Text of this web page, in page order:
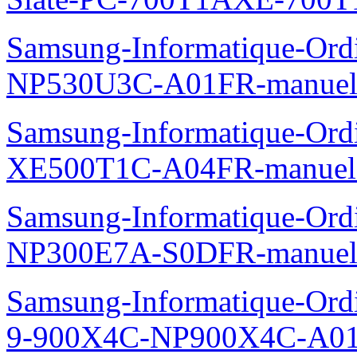
Samsung-Informatique-
NP530U3C-A01FR-
Samsung-Informatique-
XE500T1C-A04FR-
Samsung-Informatique-
NP300E7A-S0DFR-
Samsung-Informatique-
9-900X4C-NP900X4C-